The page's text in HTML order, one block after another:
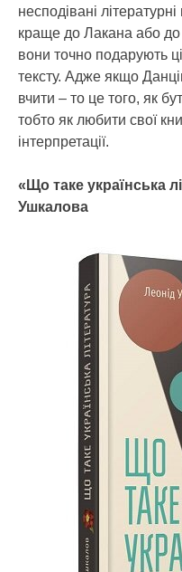
несподівані
краще до Лакана або до
вони точно подарують
тексту. Адже якщо
вчити – то це того, як
тобто як любити свої
інтерпретації.
«Що таке українська
Ушкалова